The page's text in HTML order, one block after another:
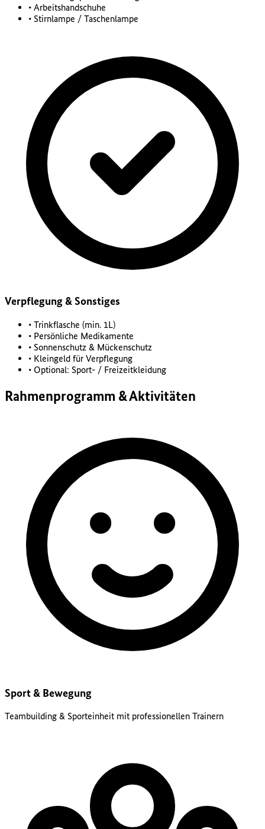
• Arbeitshandschuhe
• Stirnlampe / Taschenlampe
Verpflegung & Sonstiges
• Trinkflasche (min. 1L)
• Persönliche Medikamente
• Sonnenschutz & Mückenschutz
• Kleingeld für Verpflegung
• Optional: Sport- / Freizeitkleidung
Rahmenprogramm & Aktivitäten
Sport & Bewegung
Teambuilding & Sporteinheit mit professionellen Trainern